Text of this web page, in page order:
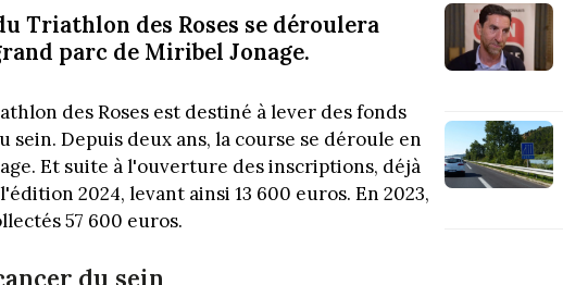
Triathlon des Roses se déroulera
parc de Miribel Jonage.
des Roses est destiné à lever des fonds
Depuis deux ans, la course se déroule en
Et suite à l'ouverture des inscriptions, déjà
2024, levant ainsi 13 600 euros. En 2023,
57 600 euros.